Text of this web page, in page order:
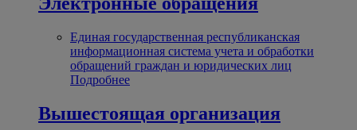
Единая государственная республиканская
информационная система учета и обработки
обращений граждан и юридических лиц
Подробнее
Вышестоящая организация